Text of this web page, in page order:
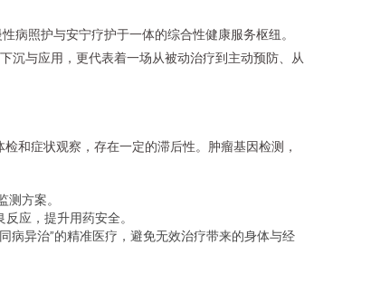
病照护与安宁疗护于一体的综合性健康服务枢纽。
沉与应用，更代表着一场从被动治疗到主动预防、从
和症状观察，存在一定的滞后性。肿瘤基因检测，
方案。
应，提升用药安全。
病异治”的精准医疗，避免无效治疗带来的身体与经